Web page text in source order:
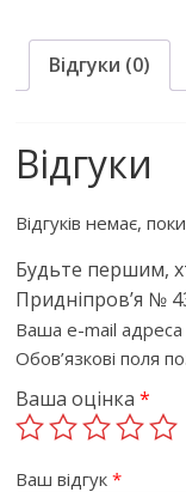
Відгуки (0)
Відгуки
Відгуків немає,
Будьте першим,
Придніпров’я №
Ваша e-mail
Обов’язкові поля
Ваша оцінка*
Ваш відгук*